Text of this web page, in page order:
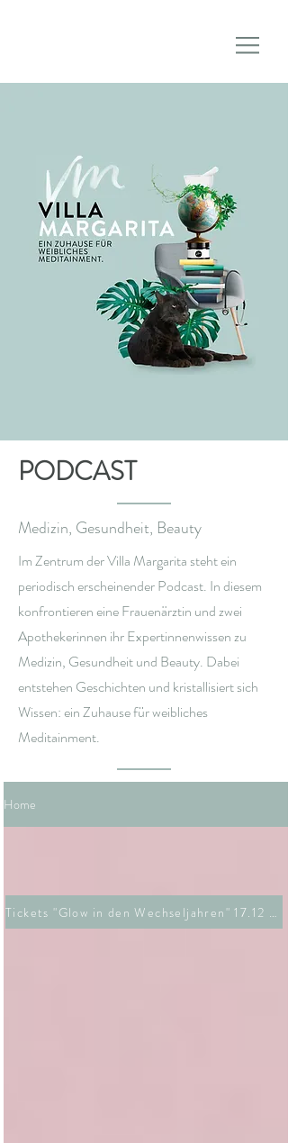
PODCAST
Medizin, Gesundheit, Beauty
Im Zentrum der Villa Margarita steht ein
periodisch erscheinender Podcast. In diesem
konfrontieren eine Frauenärztin und zwei
Apothekerinnen ihr Expertinnenwissen zu
Medizin, Gesundheit und Beauty. Dabei
entstehen Geschichten und kristallisiert sich
Wissen: ein Zuhause für weibliches
Meditainment.
Home
Tickets "Glow in den Wechseljahren" 17.12 26